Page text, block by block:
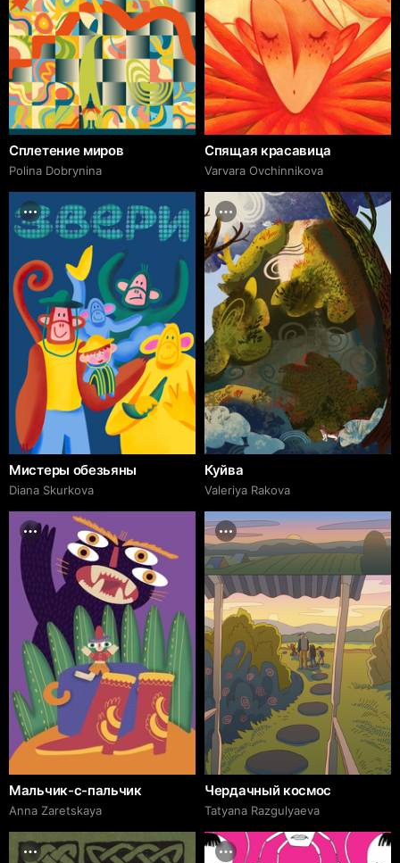
Сплетение миров
Polina Dobrynina
Спящая красавица
Varvara Ovchinnikova
Мистеры обезьяны
Diana Skurkova
Куйва
Valeriya Rakova
Мальчик-с-пальчик
Anna Zaretskaya
Чердачный космос
Tatyana Razgulyaeva